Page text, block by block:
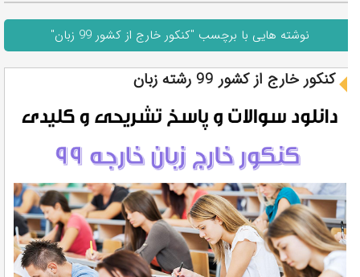
نوشته هایی با برچسب "کنکور خارج از کشور 99 زبان"
کنکور خارج از کشور 99 رشته زبان